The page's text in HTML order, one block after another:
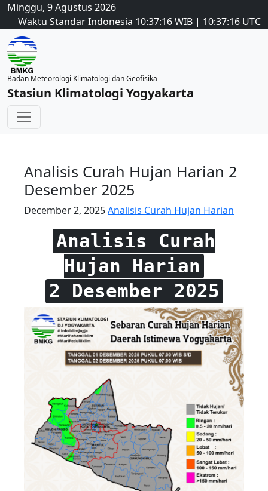
Minggu, 9 Agustus 2026
Waktu Standar Indonesia 10:37:17WIB | 10:37:17 UTC
Badan Meteorologi Klimatologi dan Geofisika
Stasiun Klimatologi Yogyakarta
Analisis Curah Hujan Harian 2
Desember 2025
December 2, 2025Analisis Curah Hujan Harian
Analisis Curah
Hujan Harian
2 Desember 2025